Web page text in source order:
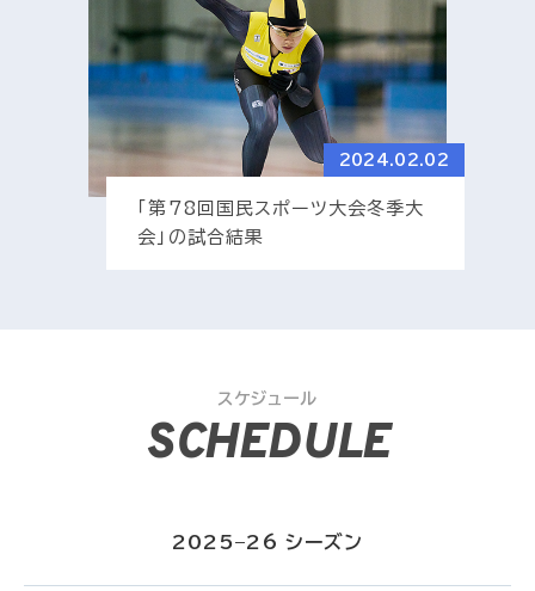
2024.02.02
「第78回国民スポーツ大会冬季大
会」の試合結果
スケジュール
SCHEDULE
2025–26 シーズン